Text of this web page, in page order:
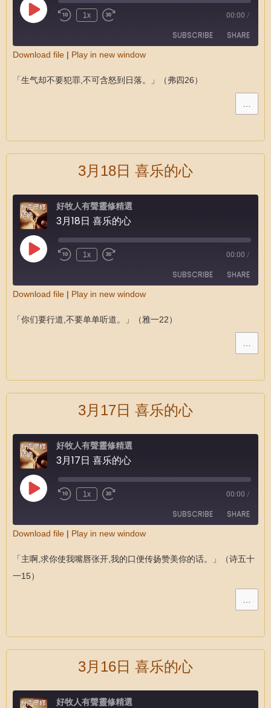
1x 00:00 /
SUBSCRIBE SHARE
RSS FEED
Download file | Play in new window
「生气却不要犯罪,不可含怒到日落。」（弗四26）
…
3月18日 喜乐的心
好牧人有聲靈修精選
3月18日 喜乐的心
1x 00:00 /
SUBSCRIBE SHARE
RSS FEED
Download file | Play in new window
「你们要行道,不要单单听道。」（雅一22）
…
3月17日 喜乐的心
好牧人有聲靈修精選
3月17日 喜乐的心
1x 00:00 /
SUBSCRIBE SHARE
RSS FEED
LINK
Download file | Play in new window
「主啊,求你使我嘴唇张开,我的口便传扬赞美你的话。」（诗五十
一15）
…
3月16日 喜乐的心
好牧人有聲靈修精選